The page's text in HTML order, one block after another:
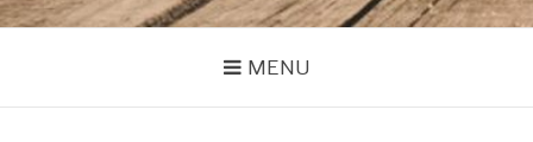
MENU